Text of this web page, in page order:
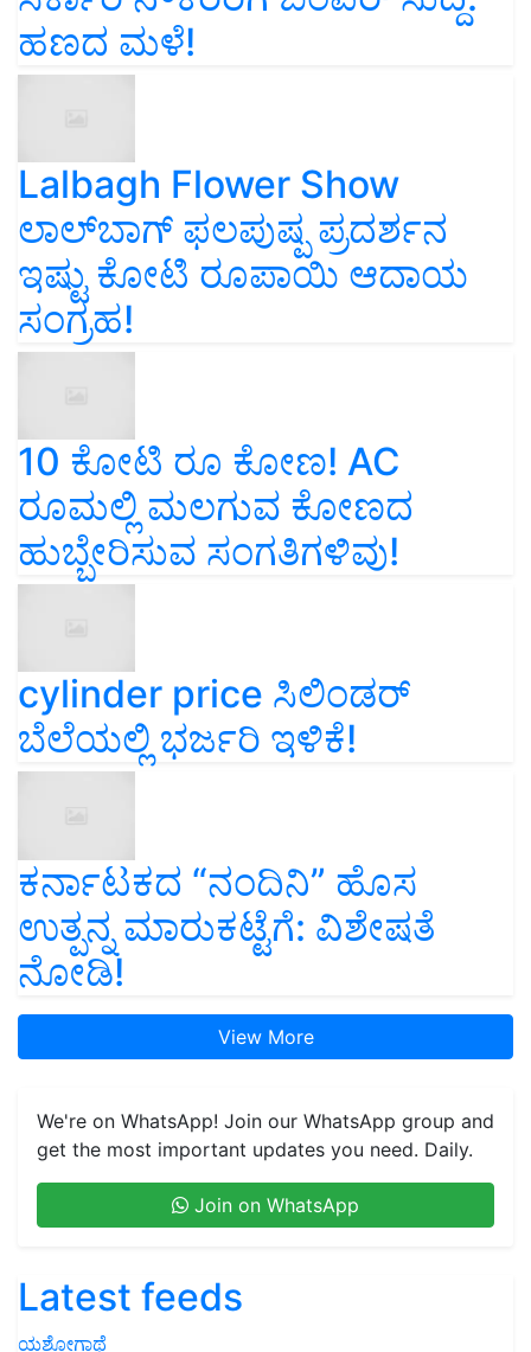
ಹಣದ ಮಳೆ!
Lalbagh Flower Show
ಲಾಲ್‌ಬಾಗ್ ಫಲಪುಷ್ಪ ಪ್ರದರ್ಶನ
ಇಷ್ಟು ಕೋಟಿ ರೂಪಾಯಿ ಆದಾಯ
ಸಂಗ್ರಹ!
10 ಕೋಟಿ ರೂ ಕೋಣ! AC
ರೂಮಲ್ಲಿ ಮಲಗುವ ಕೋಣದ
ಹುಬ್ಬೇರಿಸುವ ಸಂಗತಿಗಳಿವು!
cylinder price ಸಿಲಿಂಡರ್‌
ಬೆಲೆಯಲ್ಲಿ ಭರ್ಜರಿ ಇಳಿಕೆ!
ಕರ್ನಾಟಕದ “ನಂದಿನಿ” ಹೊಸ
ಉತ್ಪನ್ನ ಮಾರುಕಟ್ಟೆಗೆ: ವಿಶೇಷತೆ
ನೋಡಿ!
View More
We're on WhatsApp! Join our WhatsApp group and
get the most important updates you need. Daily.
Join on WhatsApp
Latest feeds
ಯಶೋಗಾಥೆ